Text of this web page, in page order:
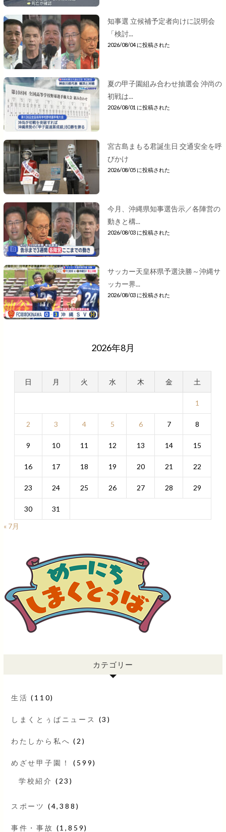
知事選 立候補予定者向けに説明会
「検討...
2026/08/04 に投稿された
夏の甲子園組み合わせ抽選会 沖尚の
初戦は...
2026/08/01 に投稿された
宮古島まもる君誕生日 交通安全を呼
びかけ
2026/08/05 に投稿された
今月、沖縄県知事選告示／各陣営の
動きと構...
2026/08/03 に投稿された
サッカー天皇杯県予選決勝～沖縄サ
ッカー界...
2026/08/03 に投稿された
2026年8月
日 月 火 水 木 金 土
1
2 3 4 5 6 7 8
9 10 11 12 13 14 15
16 17 18 19 20 21 22
23 24 25 26 27 28 29
30
31
« 7月
カテゴリー
生活 (110)
しまくとぅばニュース (3)
わたしから私へ (2)
めざせ甲子園！ (599)
学校紹介 (23)
スポーツ (4,388)
事件・事故 (1,859)